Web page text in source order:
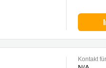
Kontakt